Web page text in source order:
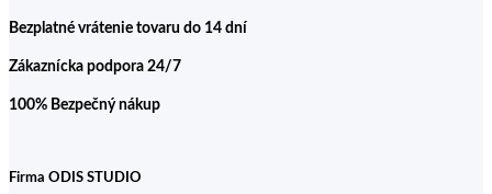
Bezplatné vrátenie tovaru do 14 dní
Zákaznícka podpora 24/7
100% Bezpečný nákup
Firma ODIS STUDIO